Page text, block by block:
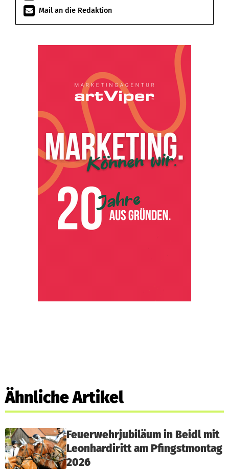
Mail an die Redaktion
Ähnliche Artikel
Feuerwehrjubiläum in Beidl mit
Leonhardiritt am Pfingstmontag
2026